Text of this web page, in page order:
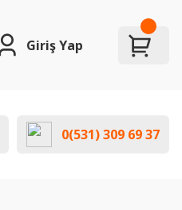
Giriş Yap
0(531) 309 69 37